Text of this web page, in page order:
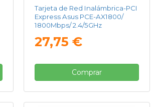
Tarjeta de Red Inalámbrica-PCI
Express Asus PCE-AX1800/
1800Mbps/ 2.4/5GHz
27,75 €
Comprar